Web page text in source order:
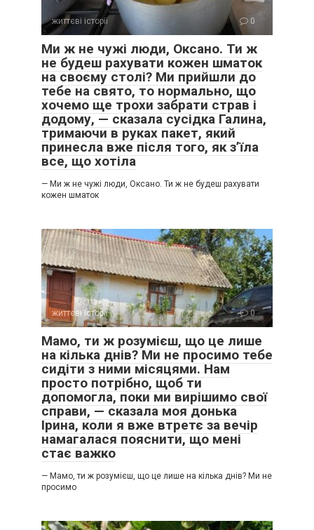
життєві історії 0
Ми ж не чужі люди, Оксано. Ти ж
не будеш рахувати кожен шматок
на своєму столі? Ми прийшли до
тебе на свято, то нормально, що
хочемо ще трохи забрати страв і
додому, — сказала сусідка Галина,
тримаючи в руках пакет, який
принесла вже після того, як з’їла
все, що хотіла
— Ми ж не чужі люди, Оксано. Ти ж не будеш рахувати
кожен шматок
життєві історії 0
Мамо, ти ж розумієш, що це лише
на кілька днів? Ми не просимо тебе
сидіти з ними місяцями. Нам
просто потрібно, щоб ти
допомогла, поки ми вирішимо свої
справи, — сказала моя донька
Ірина, коли я вже втретє за вечір
намагалася пояснити, що мені
стає важко
— Мамо, ти ж розумієш, що це лише на кілька днів? Ми не
просимо